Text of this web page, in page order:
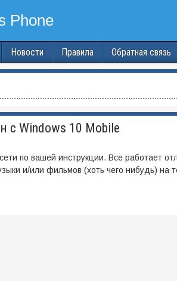
Новости Правила Обратная связь
с Windows 10 Mobile
по вашей инструкции. Все работает
и/или фильмов (хоть чего нибудь) на